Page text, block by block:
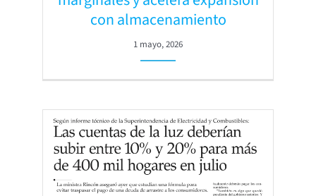
con almacenamiento
1 mayo, 2026